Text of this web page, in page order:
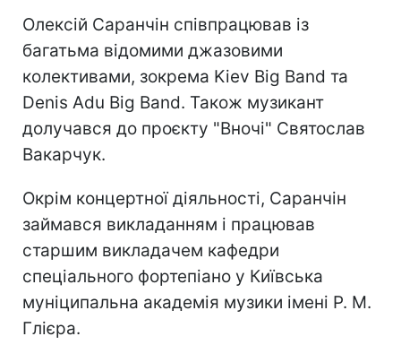
Олексій Саранчін співпрацював із
багатьма відомими джазовими
колективами, зокрема Kiev Big Band та
Denis Adu Big Band. Також музикант
долучався до проєкту "Вночі" Святослав
Вакарчук.
Окрім концертної діяльності, Саранчін
займався викладанням і працював
старшим викладачем кафедри
спеціального фортепіано у Київська
муніципальна академія музики імені Р. М.
Глієра.